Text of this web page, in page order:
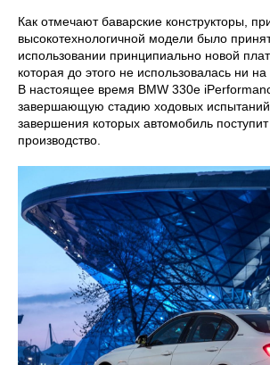
Как отмечают баварские конструкторы,
высокотехнологичной модели было
использовании принципиально новой
которая до этого не использовалась ни
В настоящее время BMW 330e
завершающую стадию ходовых
завершения которых автомобиль
производство.